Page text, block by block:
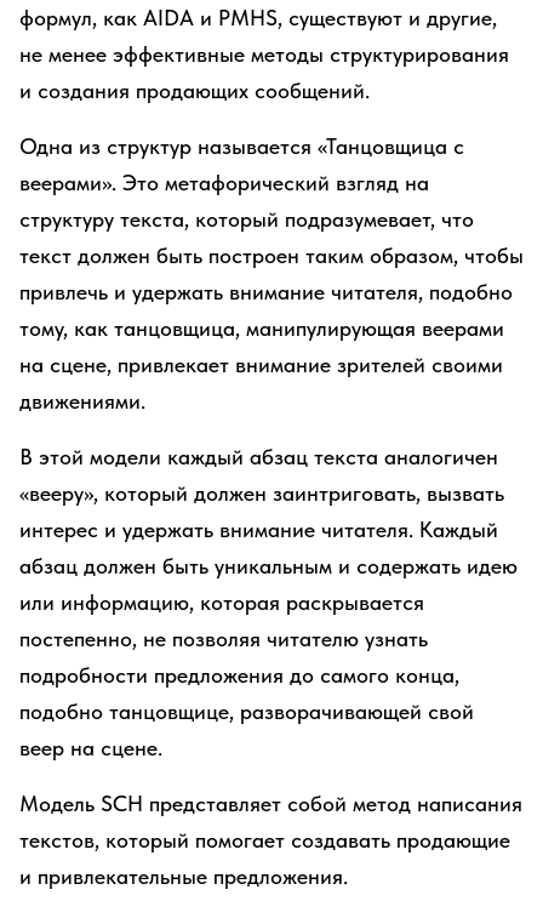
формул, как AIDA и PMHS, существуют и другие,
не менее эффективные методы структурирования
и создания продающих сообщений.
Одна из структур называется «Танцовщица с
веерами». Это метафорический взгляд на
структуру текста, который подразумевает, что
текст должен быть построен таким образом, чтобы
привлечь и удержать внимание читателя, подобно
тому, как танцовщица, манипулирующая веерами
на сцене, привлекает внимание зрителей своими
движениями.
В этой модели каждый абзац текста аналогичен
«вееру», который должен заинтриговать, вызвать
интерес и удержать внимание читателя. Каждый
абзац должен быть уникальным и содержать идею
или информацию, которая раскрывается
постепенно, не позволяя читателю узнать
подробности предложения до самого конца,
подобно танцовщице, разворачивающей свой
веер на сцене.
Модель SCH представляет собой метод написания
текстов, который помогает создавать продающие
и привлекательные предложения.